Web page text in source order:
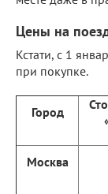
Цены на
Кстати, с 1
при покупке.
Город
Москва